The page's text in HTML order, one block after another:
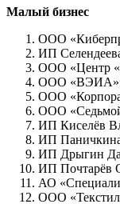
Малый бизнес
ООО
ИП
ООО «Центр
ООО «ВЭИА»
ООО
ООО
ИП Киселёв
ИП Паничкина
ИП Дрыгин
ИП Почтарёв
АО
ООО